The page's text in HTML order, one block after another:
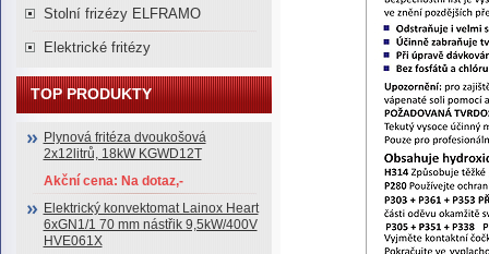
Stolní frizézy ELFRAMO
Elektrické fritézy
TOP PRODUKTY
Plynová fritéza dvoukošová
2x12litrů, 18kW KGWD12T
Akční cena: Na dotaz,-
Elektrický konvektomat Lainox Heart
6xGN1/1 70 mm nástřik 9,5kW/400V
HVE061X